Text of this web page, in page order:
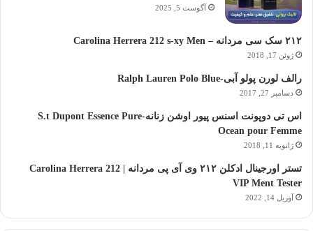
آگوست 5, 2025
۲۱۲ سک سی مردانه – Carolina Herrera 212 s-xy Men
ژوئن 17, 2018
رالف لورن پولو آبی-Ralph Lauren Polo Blue
دسامبر 27, 2017
اس تی دوپونت اسنس پیور اوشن زنانه-S.t Dupont Essence Pure
Ocean pour Femme
ژانویه 11, 2018
تستر اورجینال ادکلن ۲۱۲ وی آی پی مردانه | Carolina Herrera 212
VIP Ment Tester
آوریل 14, 2022